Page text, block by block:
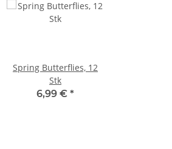
Spring Butterflies, 12
Stk
6,99 € *